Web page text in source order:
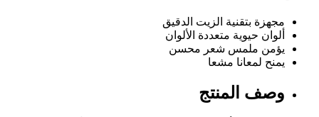
مجهزة بتقنية الزيت الدقيق
ألوان حيوية متعددة الألوان
يؤمن ملمس شعر محسن
يمنح لمعانا مشعا
وصف المنتج